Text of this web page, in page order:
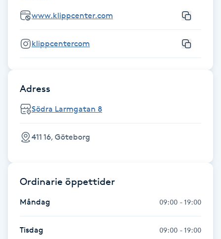
Headspa
Healing
Herrklippning
HIFU
Hot Stone Massage
Hot yoga
www.klippcenter.com
klippcentercom
Adress
Södra Larmgatan 8
411 16, Göteborg
Ordinarie öppettider
Måndag 09:00 - 19:00
Tisdag 09:00 - 19:00